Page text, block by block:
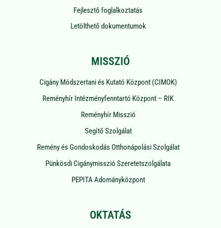
Fejlesztő foglalkoztatás
Letölthető dokumentumok
MISSZIÓ
Cigány Módszertani és Kutató Központ (CIMOK)
Reményhír Intézményfenntartó Központ – RIK
Reményhír Misszió
Segítő Szolgálat
Remény és Gondoskodás Otthonápolási Szolgálat
Pünkösdi Cigánymisszió Szeretetszolgálata
PEPITA Adományközpont
OKTATÁS